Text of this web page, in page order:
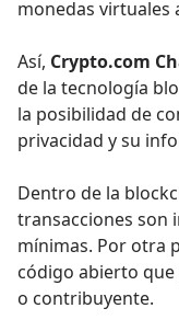
monedas virtuales
Así, Crypto.com
de la tecnología
la posibilidad de
privacidad y su
Dentro de la
transacciones son
mínimas. Por otra
código abierto
o contribuyente.